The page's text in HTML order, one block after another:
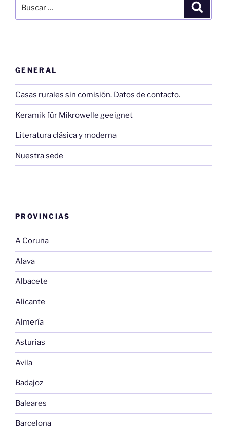
por:
GENERAL
Casas rurales sin comisión. Datos de contacto.
Keramik für Mikrowelle geeignet
Literatura clásica y moderna
Nuestra sede
PROVINCIAS
A Coruña
Alava
Albacete
Alicante
Almería
Asturias
Avila
Badajoz
Baleares
Barcelona